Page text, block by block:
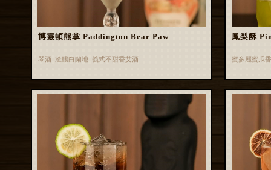
博靈頓熊掌 Paddington Bear Paw
琴酒 渣釀白蘭地 義式不甜香艾酒
鳳梨酥
蜜多麗蜜瓜